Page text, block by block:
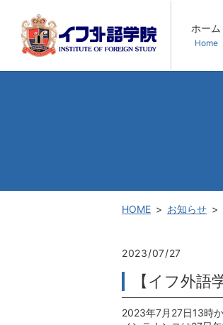
ホーム
Home
HOME お知らせ
2023/07/27
【イフ外語
2023年7月27日13時